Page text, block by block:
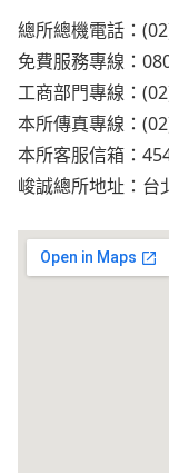
總所總機電話：
免費服務專線：
工商部門專線：
本所傳真專線：
本所客服信箱：
峻誠總所地址：台